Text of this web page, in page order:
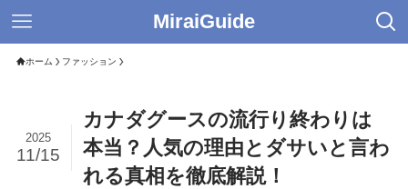
MiraiGuide
ホーム ファッション
カナダグースの流行り終わりは
本当？人気の理由とダサいと言わ
れる真相を徹底解説！
2025
11/15